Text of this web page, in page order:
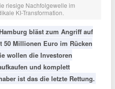
riesige Nachfolgewelle im
KI-Transformation.
bläst zum Angriff auf
50 Millionen Euro im Rücken
wollen die Investoren
und komplett
ist das die letzte Rettung.